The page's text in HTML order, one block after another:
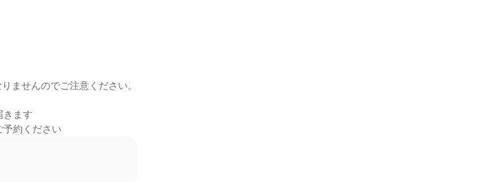
ませんのでご注意ください。
きます
約ください